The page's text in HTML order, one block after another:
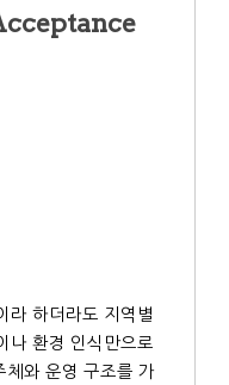
라 하더라도 지역별
나 환경 인식만으로
체와 운영 구조를 가